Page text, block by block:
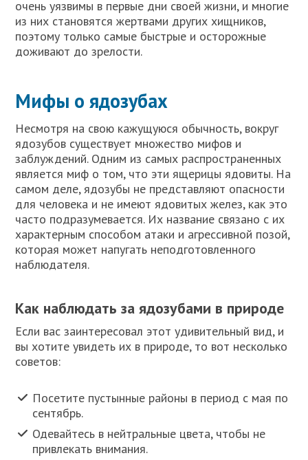
очень уязвимы в первые дни своей жизни, и многие
из них становятся жертвами других хищников,
поэтому только самые быстрые и осторожные
доживают до зрелости.
Мифы о ядозубах
Несмотря на свою кажущуюся обычность, вокруг
ядозубов существует множество мифов и
заблуждений. Одним из самых распространенных
является миф о том, что эти ящерицы ядовиты. На
самом деле, ядозубы не представляют опасности
для человека и не имеют ядовитых желез, как это
часто подразумевается. Их название связано с их
характерным способом атаки и агрессивной позой,
которая может напугать неподготовленного
наблюдателя.
Как наблюдать за ядозубами в природе
Если вас заинтересовал этот удивительный вид, и
вы хотите увидеть их в природе, то вот несколько
советов:
Посетите пустынные районы в период с мая по
сентябрь.
Одевайтесь в нейтральные цвета, чтобы не
привлекать внимания.